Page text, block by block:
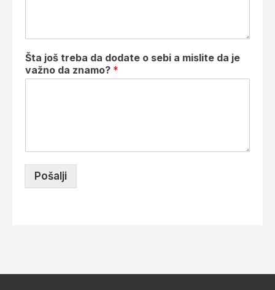
Šta još treba da dodate o sebi a mislite da je
važno da znamo? *
Pošalji